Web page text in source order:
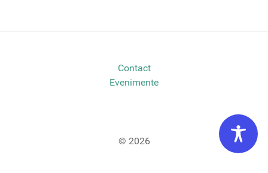
Contact
Evenimente
© 2026